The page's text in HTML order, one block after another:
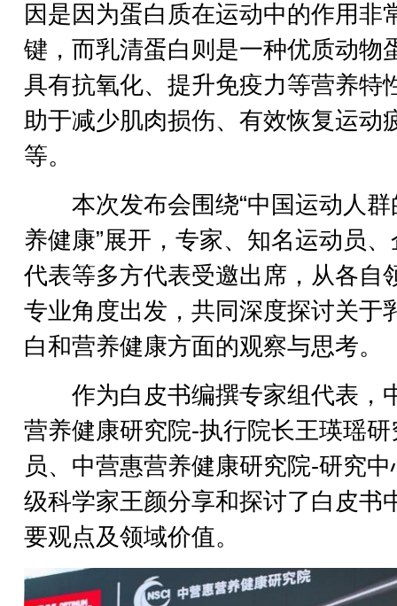
因是因为蛋白质在运动中的作用非
键，而乳清蛋白则是一种优质动物
具有抗氧化、提升免疫力等营养特
助于减少肌肉损伤、有效恢复运动
等。
本次发布会围绕“中国运动人群
养健康”展开，专家、知名运动员
代表等多方代表受邀出席，从各自
专业角度出发，共同深度探讨关于
白和营养健康方面的观察与思考。
作为白皮书编撰专家组代表，
营养健康研究院-执行院长王瑛瑶研
员、中营惠营养健康研究院-研究中
级科学家王颜分享和探讨了白皮书
要观点及领域价值。